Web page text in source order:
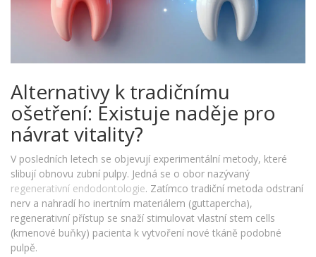
Alternativy k tradičnímu
ošetření: Existuje naděje pro
návrat vitality?
V posledních letech se objevují experimentální metody, které
slibují obnovu zubní pulpy. Jedná se o obor nazývaný
regenerativní endodontologie. Zatímco tradiční metoda odstraní
nerv a nahradí ho inertním materiálem (guttapercha),
regenerativní přístup se snaží stimulovat vlastní stem cells
(kmenové buňky) pacienta k vytvoření nové tkáně podobné
pulpě.